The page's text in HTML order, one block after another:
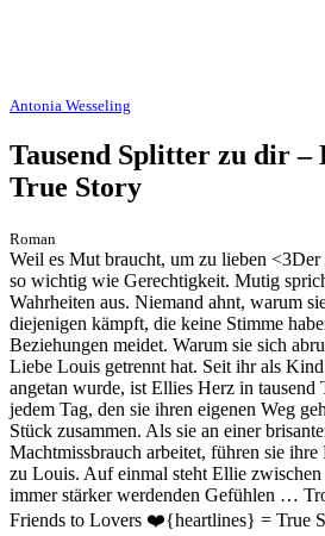
Antonia Wesseling
Tausend Splitter zu dir –
True Story
Roman
Weil es Mut braucht, um zu lieben
so wichtig wie Gerechtigkeit. Mutig
Wahrheiten aus. Niemand ahnt, warum
diejenigen kämpft, die keine Stimme
Beziehungen meidet. Warum sie sich
Liebe Louis getrennt hat. Seit ihr als
angetan wurde, ist Ellies Herz in tausend
jedem Tag, den sie ihren eigenen Weg
Stück zusammen. Als sie an einer
Machtmissbrauch arbeitet, führen sie ihre
zu Louis. Auf einmal steht Ellie
immer stärker werdenden Gefühlen …
Friends to Lovers ❤️{heartlines} = True